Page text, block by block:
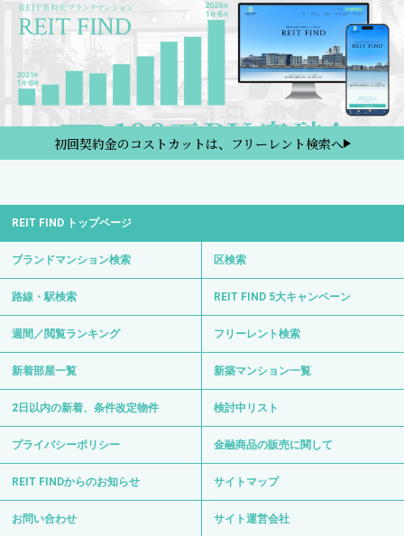
初回契約金のコストカットは、フリーレント検索へ
REIT FIND トップページ
ブランドマンション検索 区検索
路線・駅検索 REIT FIND 5大キャンペーン
週間／閲覧ランキング フリーレント検索
新着部屋一覧 新築マンション一覧
2日以内の新着、条件改定物件 検討中リスト
プライバシーポリシー 金融商品の販売に関して
REIT FINDからのお知らせ サイトマップ
お問い合わせ サイト運営会社